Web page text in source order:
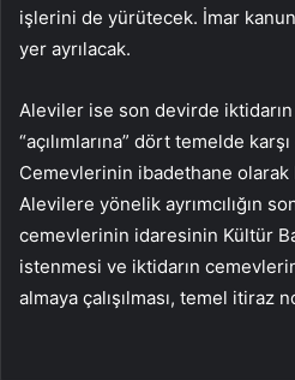
işlerini de yürütecek. İmar
yer ayrılacak.
Aleviler ise son devirde
“açılımlarına” dört temelde karşı
Cemevlerinin ibadethane
Alevilere yönelik ayrımcılığın
cemevlerinin idaresinin Kültür
istenmesi ve iktidarın
almaya çalışılması, temel itiraz